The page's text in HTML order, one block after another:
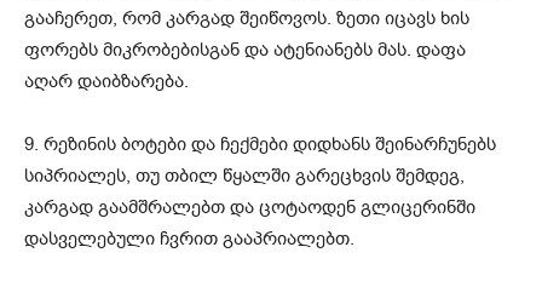
გააჩერეთ, რომ კარგად შეიწოვოს. ზეთი იცავს ხის
ფორებს მიკრობებისგან და ატენიანებს მას. დაფა
აღარ დაიბზარება.
9. რეზინის ბოტები და ჩექმები დიდხანს შეინარჩუნებს
სიპრიალეს, თუ თბილ წყალში გარეცხვის შემდეგ,
კარგად გაამშრალებთ და ცოტაოდენ გლიცერინში
დასველებული ჩვრით გააპრიალებთ.